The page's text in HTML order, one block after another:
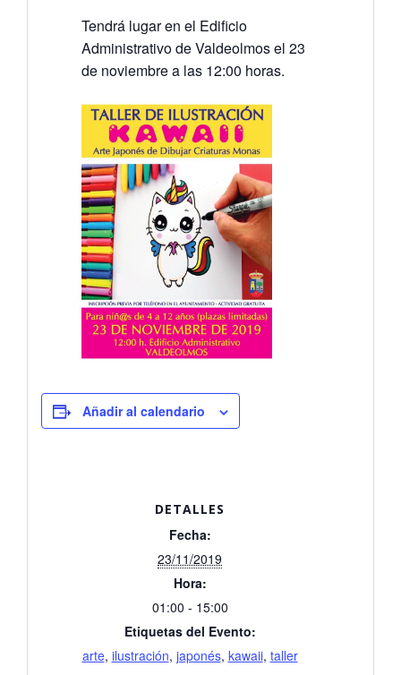
Tendrá lugar en el Edificio
Administrativo de Valdeolmos el 23
de noviembre a las 12:00 horas.
Añadir al calendario
DETALLES
Fecha:
23/11/2019
Hora:
01:00 - 15:00
Etiquetas del Evento:
arte, ilustración, japonés, kawaii, taller